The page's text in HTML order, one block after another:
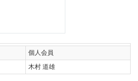
個人会員
木村 道雄